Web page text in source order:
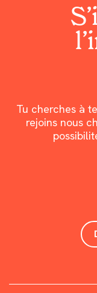
Tu cherches à
rejoins nous